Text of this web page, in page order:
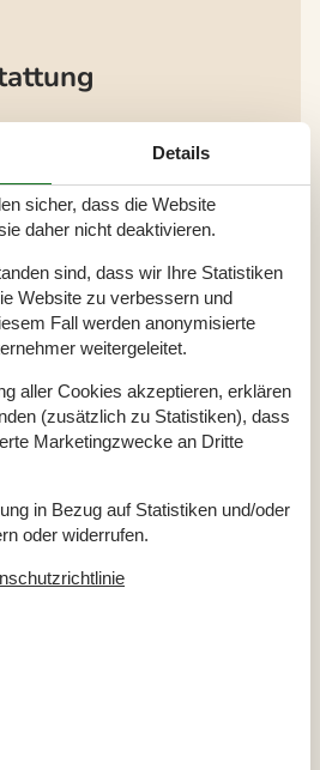
Wasser Details
sicher, dass die Website
daher nicht deaktivieren.
sind, dass wir Ihre Statistiken
Website zu verbessern und
Fall werden anonymisierte
weitergeleitet.
aller Cookies akzeptieren, erklären
(zusätzlich zu Statistiken), dass
Marketingzwecke an Dritte
in Bezug auf Statistiken und/oder
oder widerrufen.